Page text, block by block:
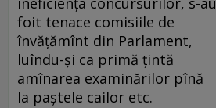
foit tenace comisiile de
învățămînt din Parlament,
luîndu-și ca primă țintă
amînarea examinărilor pînă
la paștele cailor etc.